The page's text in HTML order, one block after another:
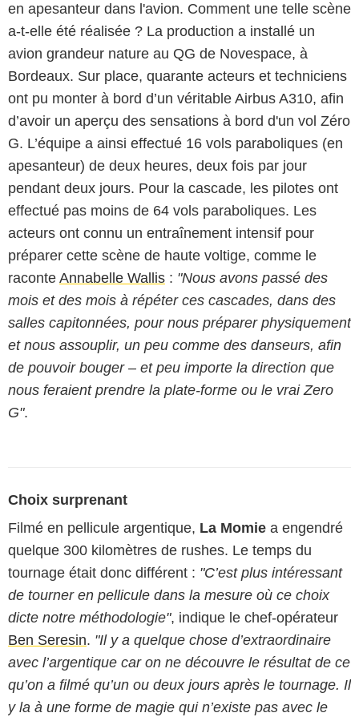
en apesanteur dans l'avion. Comment une telle scène
a-t-elle été réalisée ? La production a installé un
avion grandeur nature au QG de Novespace, à
Bordeaux. Sur place, quarante acteurs et techniciens
ont pu monter à bord d’un véritable Airbus A310, afin
d’avoir un aperçu des sensations à bord d'un vol Zéro
G. L’équipe a ainsi effectué 16 vols paraboliques (en
apesanteur) de deux heures, deux fois par jour
pendant deux jours. Pour la cascade, les pilotes ont
effectué pas moins de 64 vols paraboliques. Les
acteurs ont connu un entraînement intensif pour
préparer cette scène de haute voltige, comme le
raconte Annabelle Wallis : "Nous avons passé des
mois et des mois à répéter ces cascades, dans des
salles capitonnées, pour nous préparer physiquement
et nous assouplir, un peu comme des danseurs, afin
de pouvoir bouger – et peu importe la direction que
nous feraient prendre la plate-forme ou le vrai Zero
G".
Choix surprenant
Filmé en pellicule argentique, La Momie a engendré
quelque 300 kilomètres de rushes. Le temps du
tournage était donc différent : "C’est plus intéressant
de tourner en pellicule dans la mesure où ce choix
dicte notre méthodologie", indique le chef-opérateur
Ben Seresin. "Il y a quelque chose d’extraordinaire
avec l’argentique car on ne découvre le résultat de ce
qu’on a filmé qu’un ou deux jours après le tournage. Il
y la à une forme de magie qui n’existe pas avec le